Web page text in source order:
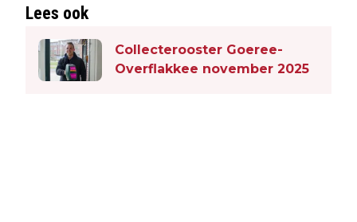
Lees ook
Collecterooster Goeree-
Overflakkee november 2025